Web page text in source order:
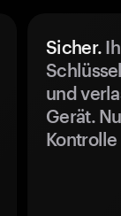
Sicher.
und
Gerät.